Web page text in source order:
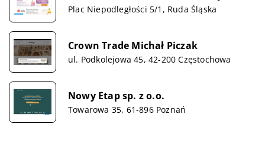
Plac Niepodległości 5/1, Ruda Śląska
Crown Trade Michał Piczak
ul. Podkolejowa 45, 42-200 Częstochowa
Nowy Etap sp. z o.o.
Towarowa 35, 61-896 Poznań